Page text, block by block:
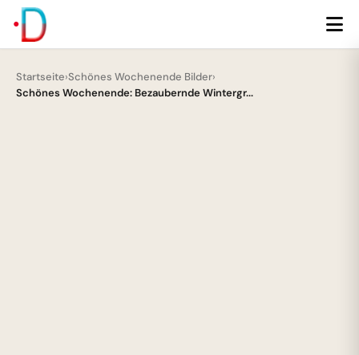
Startseite›Schönes Wochenende Bilder›
Schönes Wochenende: Bezaubernde Wintergr...